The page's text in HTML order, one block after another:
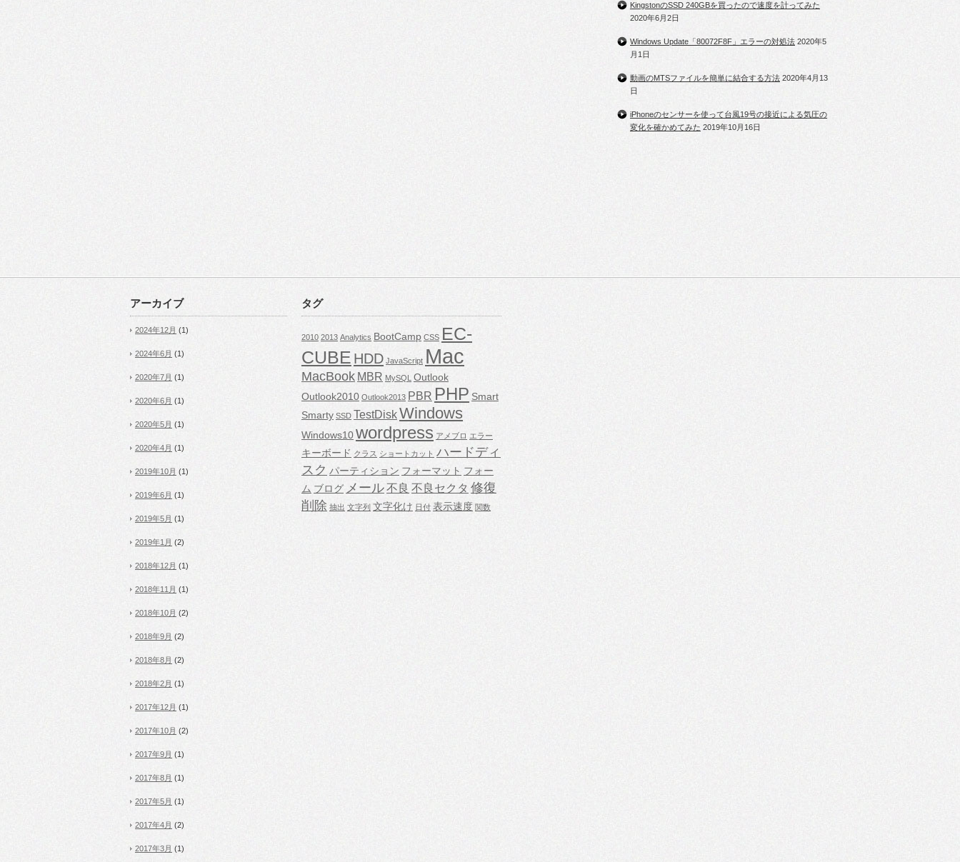
KingstonのSSD 240GBを買ったので速度を計ってみた
2020年6月2日
Windows Update「80072F8F」エラーの対処法 2020年5
月1日
動画のMTSファイルを簡単に結合する方法 2020年4月13
日
iPhoneのセンサーを使って台風19号の接近による気圧の
変化を確かめてみた 2019年10月16日
アーカイブ
2024年12月 (1)
2024年6月 (1)
2020年7月 (1)
2020年6月 (1)
2020年5月 (1)
2020年4月 (1)
2019年10月 (1)
2019年6月 (1)
2019年5月 (1)
2019年1月 (2)
2018年12月 (1)
2018年11月 (1)
2018年10月 (2)
2018年9月 (2)
2018年8月 (2)
2018年2月 (1)
2017年12月 (1)
2017年10月 (2)
2017年9月 (1)
2017年8月 (1)
2017年5月 (1)
2017年4月 (2)
2017年3月 (1)
タグ
2010 2013 Analytics BootCamp CSS EC-
CUBE HDD JavaScript Mac
MacBook MBR MySQL Outlook
Outlook2010 Outlook2013 PBR PHP Smart
Smarty SSD TestDiskWindows
Windows10 wordpress アメブロ エラー
キーボード クラス ショートカット ハードディ
スク パーティション フォーマット フォー
ム ブログ メール不良 不良セクタ 修復
削除 抽出 文字列 文字化け 日付 表示速度 関数